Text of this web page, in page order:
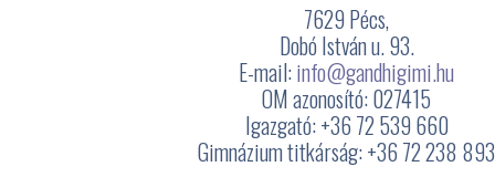
7629 Pécs,
Dobó István u. 93.
E-mail:info@gandhigimi.hu
OM azonosító: 027415
Igazgató: +36 72 539 660
Gimnázium titkárság: +36 72 238 893